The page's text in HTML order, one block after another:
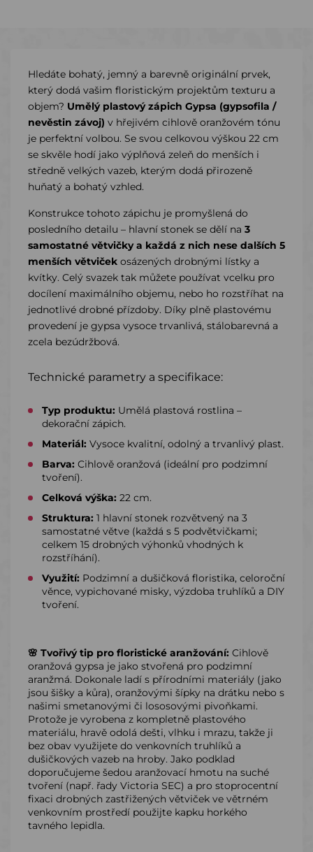
Hledáte bohatý, jemný a barevně originální prvek,
který dodá vašim floristickým projektům texturu a
objem? Umělý plastový zápich Gypsa (gypsofila /
nevěstin závoj) v hřejivém cihlově oranžovém tónu
je perfektní volbou. Se svou celkovou výškou 22 cm
se skvěle hodí jako výplňová zeleň do menších i
středně velkých vazeb, kterým dodá přirozeně
huňatý a bohatý vzhled.
Konstrukce tohoto zápichu je promyšlená do
posledního detailu – hlavní stonek se dělí na 3
samostatné větvičky a každá z nich nese dalších 5
menších větviček osázených drobnými lístky a
kvítky. Celý svazek tak můžete používat vcelku pro
docílení maximálního objemu, nebo ho rozstříhat na
jednotlivé drobné přízdoby. Díky plně plastovému
provedení je gypsa vysoce trvanlivá, stálobarevná a
zcela bezúdržbová.
Technické parametry a specifikace:
Typ produktu: Umělá plastová rostlina –
dekorační zápich.
Materiál: Vysoce kvalitní, odolný a trvanlivý plast.
Barva: Cihlově oranžová (ideální pro podzimní
tvoření).
Celková výška: 22 cm.
Struktura: 1 hlavní stonek rozvětvený na 3
samostatné větve (každá s 5 podvětvičkami;
celkem 15 drobných výhonků vhodných k
rozstříhání).
Využití: Podzimní a dušičková floristika, celoroční
věnce, vypichované misky, výzdoba truhlíků a DIY
tvoření.
🌸 Tvořivý tip pro floristické aranžování: Cihlově
oranžová gypsa je jako stvořená pro podzimní
aranžmá. Dokonale ladí s přírodními materiály (jako
jsou šišky a kůra), oranžovými šípky na drátku nebo s
našimi smetanovými či lososovými pivoňkami.
Protože je vyrobena z kompletně plastového
materiálu, hravě odolá dešti, vlhku i mrazu, takže ji
bez obav využijete do venkovních truhlíků a
dušičkových vazeb na hroby. Jako podklad
doporučujeme šedou aranžovací hmotu na suché
tvoření (např. řady Victoria SEC) a pro stoprocentní
fixaci drobných zastřižených větviček ve větrném
venkovním prostředí použijte kapku horkého
tavného lepidla.